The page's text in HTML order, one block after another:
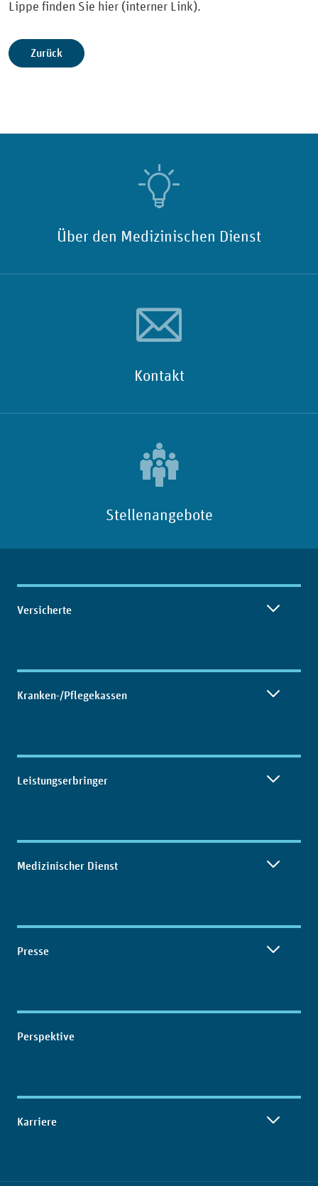
Lippe finden Sie hier (interner Link).
Zurück
Über den Medizinischen Dienst
Kontakt
Stellenangebote
Inhaltsübersicht
Versicherte
Kranken-/Pflegekassen
Leistungserbringer
Medizinischer Dienst
Presse
Perspektive
Karriere